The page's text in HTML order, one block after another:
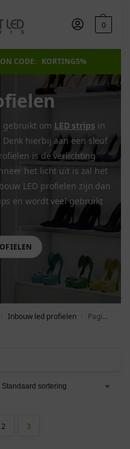
0
CODE: KORTING5%
gebruikt om LED strips in
hierbij aan een sleuf
is de verlichting
het licht uit is zal het
LED profielen zijn dan
en wordt veel gebruikt
Inbouw led profielen Pagina 3
2 3